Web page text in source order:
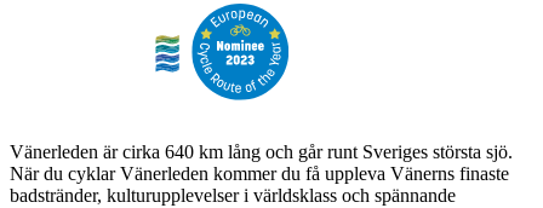
Vänerleden är cirka 640 km lång och går runt Sveriges största sjö.
När du cyklar Vänerleden kommer du få uppleva Vänerns finaste
badstränder, kulturupplevelser i världsklass och spännande